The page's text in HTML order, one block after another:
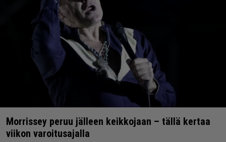
Morrissey peruu jälleen keikkojaan – tällä kertaa
viikon varoitusajalla